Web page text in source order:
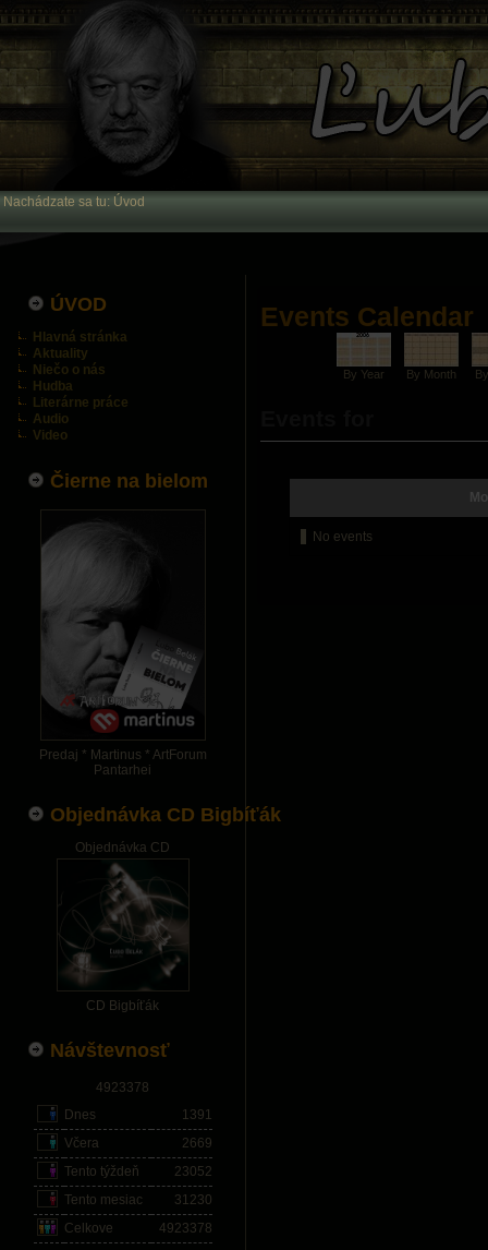
Nachádzate sa tu: Úvod
ÚVOD
Hlavná stránka
Aktuality
Niečo o nás
Hudba
Literárne práce
Audio
Video
Čierne na bielom
Predaj * Martinus * ArtForum
Pantarhei
Objednávka CD Bigbíťák
Objednávka CD
CD Bigbíťák
Návštevnosť
4923378
Dnes
1391
Včera
2669
Tento týždeň
23052
Tento mesiac
31230
Celkove
4923378
Events Calendar
By Year By Month
No events